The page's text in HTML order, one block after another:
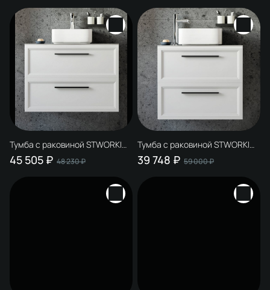
отверстием под смеситель в
столешнице
Тумба с раковиной STWORKI
Эстерсунд 90 белая матовая,
монте тиберио
45 505 ₽ 48 230 ₽
Тумба с раковиной STWORKI
Эстерсунд 75 белая матовая,
роверелла с отверстием под
39 748 ₽ 59 000 ₽